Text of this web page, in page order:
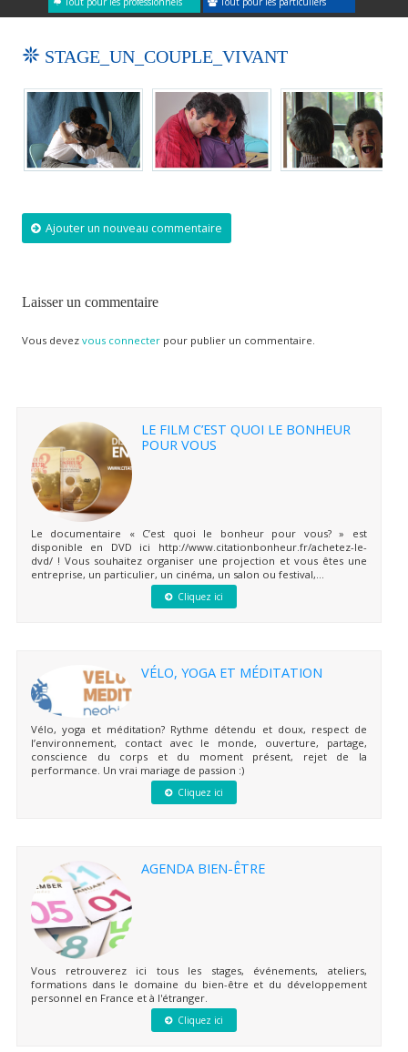
STAGE_UN_COUPLE_VIVANT
Ajouter un nouveau commentaire
Laisser un commentaire
Vous devez vous connecterpour publier un commentaire.
LE FILM C’EST QUOI LE BONHEUR
POUR VOUS
Le documentaire « C’est quoi le bonheur pour vous? » est
disponible en DVD ici http://www.citationbonheur.fr/achetez-le-
dvd/ ! Vous souhaitez organiser une projection et vous êtes une
entreprise, un particulier, un cinéma, un salon ou festival,...
Cliquez ici
VÉLO, YOGA ET MÉDITATION
Vélo, yoga et méditation? Rythme détendu et doux, respect de
l’environnement, contact avec le monde, ouverture, partage,
conscience du corps et du moment présent, rejet de la
performance. Un vrai mariage de passion :)
Cliquez ici
AGENDA BIEN-ÊTRE
Vous retrouverez ici tous les stages, événements, ateliers,
formations dans le domaine du bien-être et du développement
personnel en France et à l'étranger.
Cliquez ici